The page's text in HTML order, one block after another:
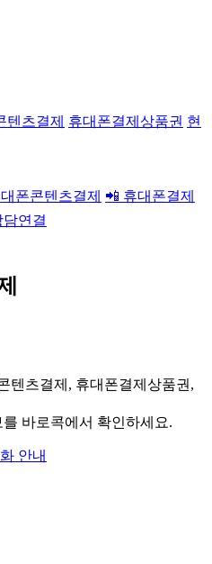
텐츠결제 휴대폰결제상품권 현
대폰콘텐츠결제 📲 휴대폰결제
담연결
텐츠결제, 휴대폰결제상품권,
바로콕에서 확인하세요.
안내